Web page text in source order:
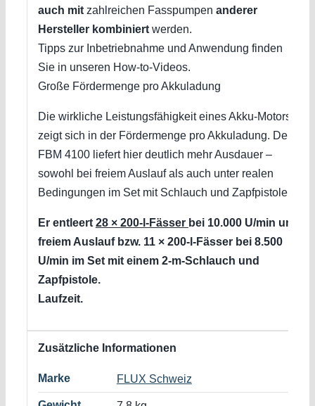
auch mitzahlreichen Fasspumpen anderer
Hersteller kombiniertwerden.
Tipps zur Inbetriebnahme und Anwendung finden
Sie in unseren How-to-Videos.
Große Fördermenge pro Akkuladung
Die wirkliche Leistungsfähigkeit eines Akku-Motors
zeigt sich in der Fördermenge pro Akkuladung. Der
FBM 4100 liefert hier deutlich mehr Ausdauer –
sowohl bei freiem Auslauf als auch unter realen
Bedingungen im Set mit Schlauch und Zapfpistole.
Er entleert 28 × 200-l-Fässer bei 10.000 U/min und
freiem Auslauf bzw. 11 × 200-l-Fässer bei 8.500
U/min im Set mit einem 2-m-Schlauch und
Zapfpistole.
Laufzeit.
Zusätzliche Informationen
Marke FLUX Schweiz